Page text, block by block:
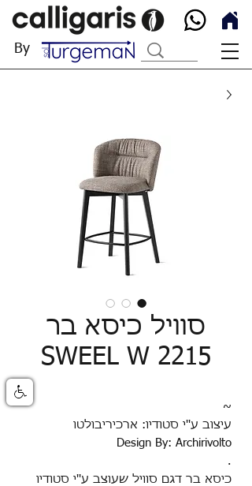
By
סוויל כיסא בר
SWEEL W 2215
~
עיצוב ע''י סטודיו: ארכיריבולטו
Design By: Archirivolto
.
כיסא בר דגם סוויל שעוצב ע''י סטודיו